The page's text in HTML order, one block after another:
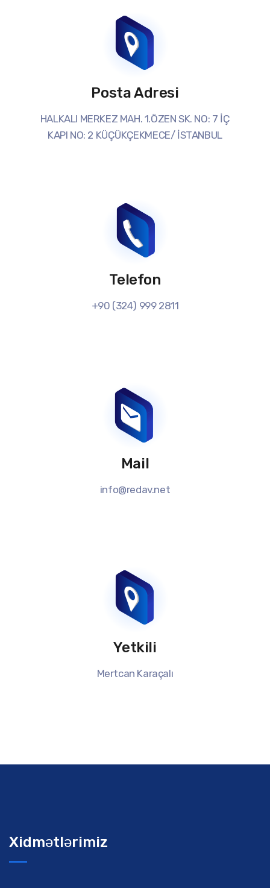
Posta Adresi
HALKALI MERKEZ MAH. 1.ÖZEN SK. NO: 7 İÇ
KAPI NO: 2 KÜÇÜKÇEKMECE/ İSTANBUL
Telefon
+90 (324) 999 2811
Mail
info@redav.net
Yetkili
Mertcan Karaçalı
Xidmətlərimiz